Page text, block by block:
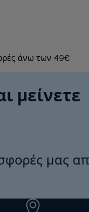
άνω των 49€
μείνετε
μας